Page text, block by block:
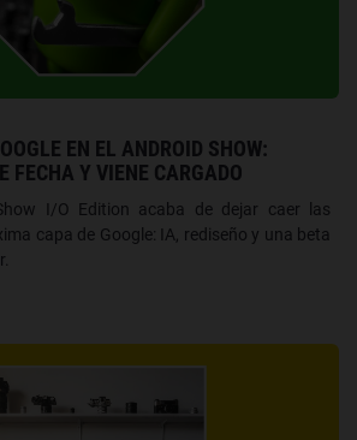
EN EL ANDROID SHOW:
FECHA Y VIENE CARGADO
I/O Edition acaba de dejar caer las
capa de Google: IA, rediseño y una beta